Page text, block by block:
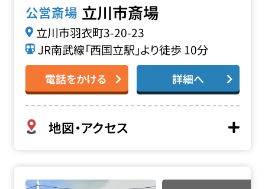
公営斎場 立川市斎場
立川市羽衣町3-20-23
JR南武線「西国立駅」より徒歩 10分
電話をかける 詳細へ
地図・アクセス